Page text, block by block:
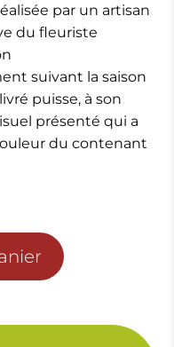
par un artisan
du fleuriste
suivant la saison
puisse, à son
présenté qui a
du contenant